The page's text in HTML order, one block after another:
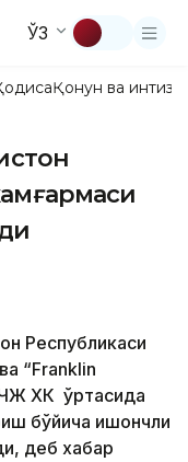
ЎЗ
Қонун ва
Республикаси
“Franklin
ХК ўртасида
бўйича ишончли
деб хабар